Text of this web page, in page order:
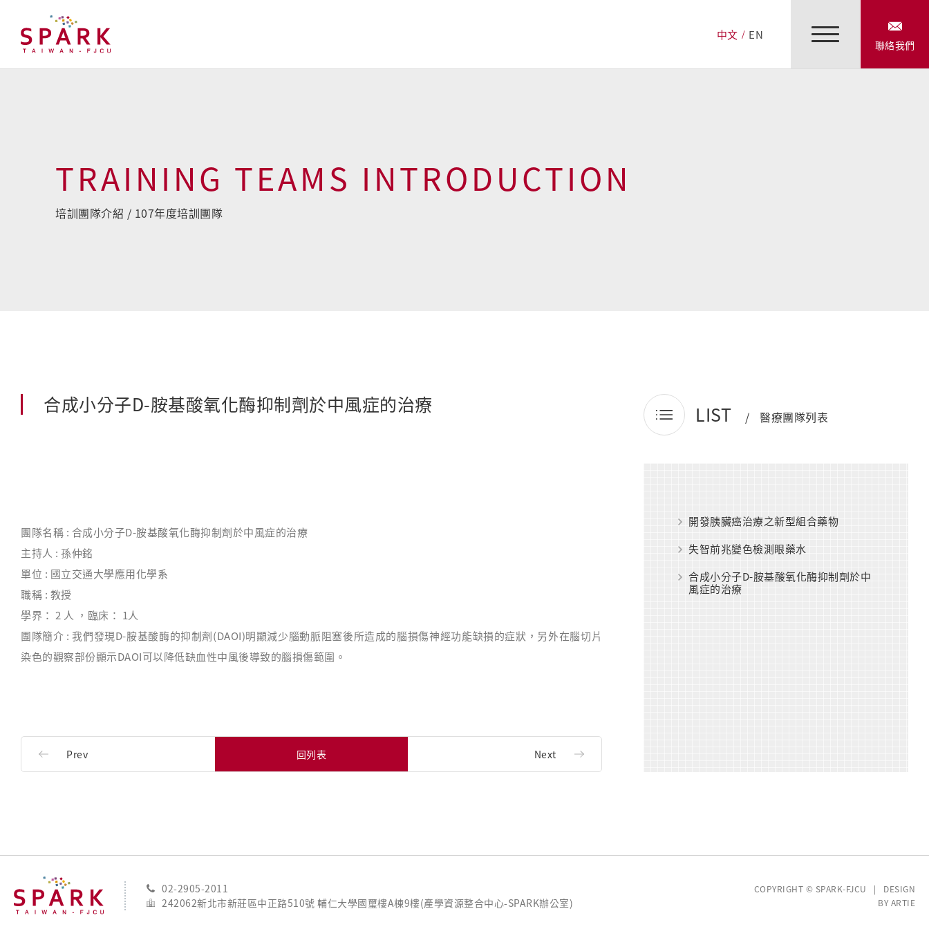
中文 EN
聯絡我們
TRAINING TEAMS INTRODUCTION
培訓團隊介紹 / 107年度培訓團隊
合成小分子D-胺基酸氧化酶抑制劑於中風症的治療
團隊名稱 : 合成小分子D-胺基酸氧化酶抑制劑於中風症的治療
主持人 : 孫仲銘
單位 : 國立交通大學應用化學系
職稱 : 教授
學界： 2 人 ，臨床： 1人
團隊簡介 : 我們發現D-胺基酸酶的抑制劑(DAOI)明顯減少腦動脈阻塞後所造成的腦損傷神經功能缺損的症狀，另外在腦切片
染色的觀察部份顯示DAOI可以降低缺血性中風後導致的腦損傷範圍。
Prev 回列表 Next
LIST 醫療團隊列表
開發胰臟癌治療之新型組合藥物
失智前兆變色檢測眼藥水
合成小分子D-胺基酸氧化酶抑制劑於中
風症的治療
02-2905-2011
242062新北市新莊區中正路510號 輔仁大學國璽樓A棟9樓(產學資源整合中心-SPARK辦公室)
COPYRIGHT © SPARK-FJCU | DESIGN
BY ARTIE